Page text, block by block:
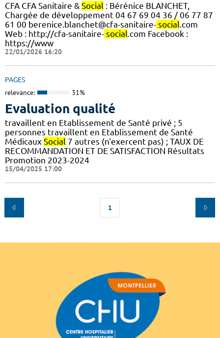
CFA CFA Sanitaire & Social : Bérénice BLANCHET,
Chargée de développement 04 67 69 04 36 / 06 77 87
61 00 berenice.blanchet@cfa-sanitaire- social .com
Web : http://cfa-sanitaire- social .com Facebook :
https://www
22/01/2026 16:20
PAGES
relevance: 31%
Evaluation qualité
travaillent en Etablissement de Santé privé ; 5
personnes travaillent en Etablissement de Santé
Médicaux Social 7 autres (n'exercent pas) ; TAUX DE
RECOMMANDATION ET DE SATISFACTION Résultats
Promotion 2023-2024
15/04/2025 17:00
1